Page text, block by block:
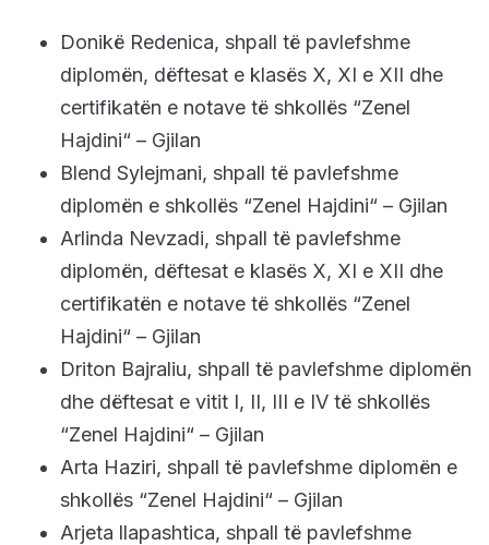
Donikë Redenica, shpall të pavlefshme
diplomën, dëftesat e klasës X, XI e XII dhe
certifikatën e notave të shkollës “Zenel
Hajdini“ – Gjilan
Blend Sylejmani, shpall të pavlefshme
diplomën e shkollës “Zenel Hajdini“ – Gjilan
Arlinda Nevzadi, shpall të pavlefshme
diplomën, dëftesat e klasës X, XI e XII dhe
certifikatën e notave të shkollës “Zenel
Hajdini“ – Gjilan
Driton Bajraliu, shpall të pavlefshme diplomën
dhe dëftesat e vitit I, II, III e IV të shkollës
“Zenel Hajdini“ – Gjilan
Arta Haziri, shpall të pavlefshme diplomën e
shkollës “Zenel Hajdini“ – Gjilan
Arjeta llapashtica, shpall të pavlefshme